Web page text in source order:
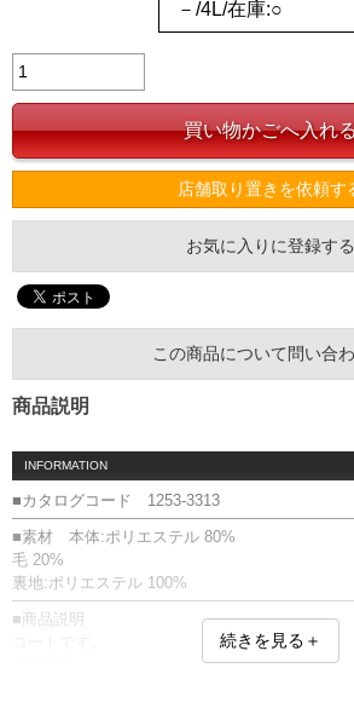
店舗取り置きを依頼す
お気に入りに登録する
この商品について問い合
商品説明
INFORMATION
■カタログコード 1253-3313
■素材 本体:ポリエステル 80%
毛 20%
裏地:ポリエステル 100%
■商品説明
続きを見る＋